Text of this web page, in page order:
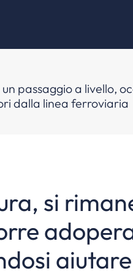
passaggio a livello,
dalla linea ferroviaria
si